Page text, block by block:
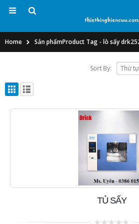
Home Sản phẩmProduct Tag - lò sấy
Sort By:
TỦ SẤY